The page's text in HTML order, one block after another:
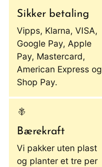
Sikker betaling
Vipps, Klarna, VISA,
Google Pay, Apple
Pay, Mastercard,
American Express og
Shop Pay.
Bærekraft
Vi pakker uten plast
og planter et tre per